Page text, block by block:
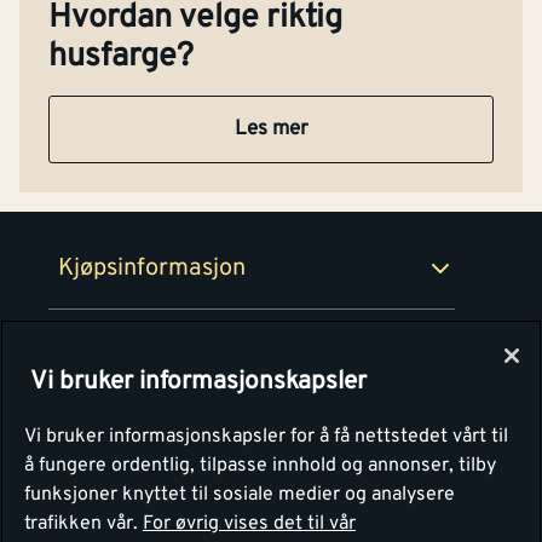
Hvordan velge riktig
husfarge?
Les mer
Kjøpsinformasjon
Kjøpsbetingelser
Retur- og angrerettsskjema
Tjenester
Medlemsavtaler
Montér
Byggevarehus og åpningstider
Prismatch
100% fornøydgaranti
Personvern
Våre kjøkkensentre
Vi bruker informasjonskapsler
Vi bruker informasjonskapsler for å få nettstedet vårt til
å fungere ordentlig, tilpasse innhold og annonser, tilby
funksjoner knyttet til sosiale medier og analysere
trafikken vår. For øvrig vises det til vår